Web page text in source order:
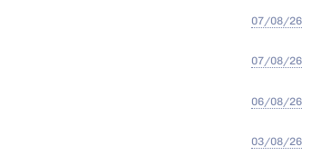
07/08/26
07/08/26
06/08/26
03/08/26